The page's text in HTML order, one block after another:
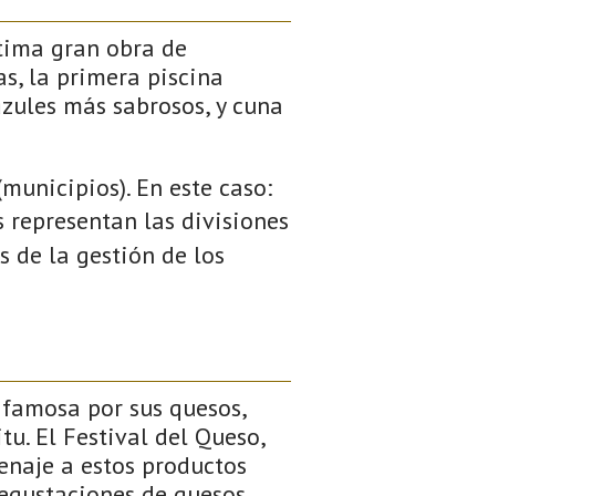
gran obra de
la primera piscina
más sabrosos, y cuna
En este caso:
representan las divisiones
de la gestión de los
por sus quesos,
El Festival del Queso,
a estos productos